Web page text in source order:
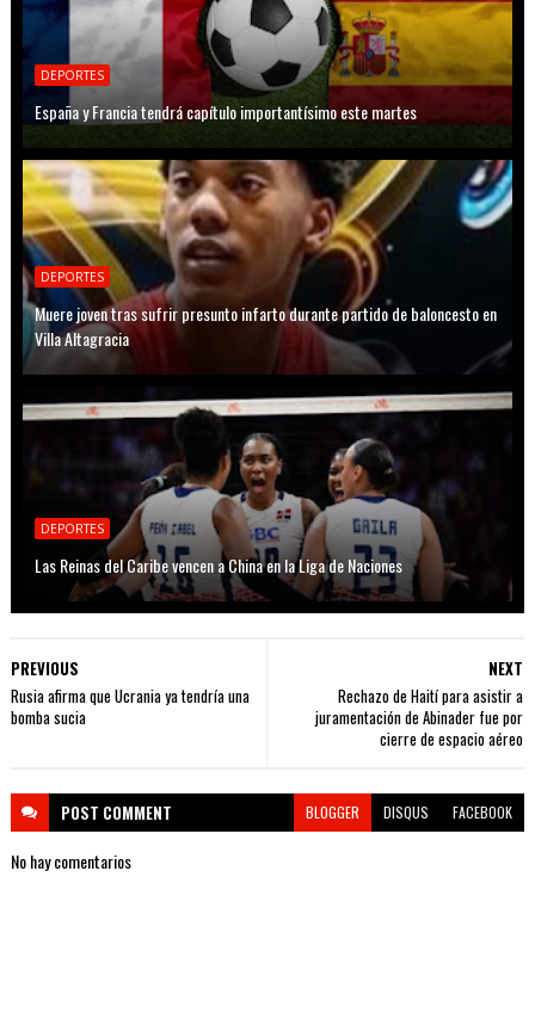
DEPORTES
España y Francia tendrá capítulo importantísimo este martes
DEPORTES
Muere joven tras sufrir presunto infarto durante partido de baloncesto en
Villa Altagracia
DEPORTES
Las Reinas del Caribe vencen a China en la Liga de Naciones
NEXT
Rechazo de Haití para asistir a
juramentación de Abinader fue por
cierre de espacio aéreo
PREVIOUS
Rusia afirma que Ucrania ya tendría una
bomba sucia
POST COMMENT BLOGGER DISQUS FACEBOOK
No hay comentarios